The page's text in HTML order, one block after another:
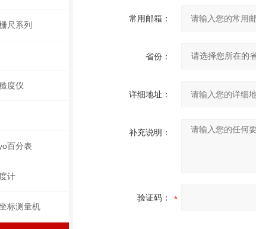
尺系列
度仪
百分表
计
标测量机
常用邮箱：
省份：
详细地址：
补充说明：
验证码：